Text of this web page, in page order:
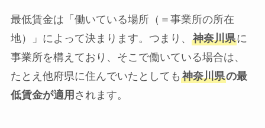
最低賃金は「働いている場所（＝事業所の所在
地）」によって決まります。つまり、 神奈川県に
事業所を構えており、そこで働いている場合は、
たとえ他府県に住んでいたとしても 神奈川県の最
低賃金が適用 されます。